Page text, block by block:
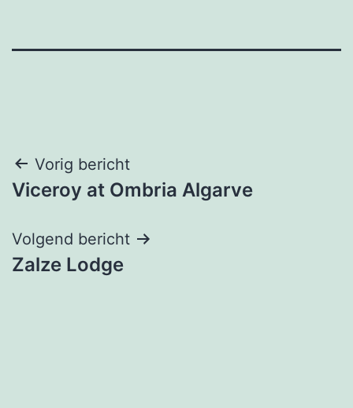
Bericht
navigatie
Vorig bericht
Viceroy at Ombria Algarve
Volgend bericht
Zalze Lodge